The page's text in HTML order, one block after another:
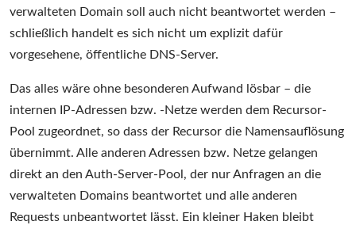
verwalteten Domain soll auch nicht beantwortet werden –
schließlich handelt es sich nicht um explizit dafür
vorgesehene, öffentliche DNS-Server.
Das alles wäre ohne besonderen Aufwand lösbar – die
internen IP-Adressen bzw. -Netze werden dem Recursor-
Pool zugeordnet, so dass der Recursor die Namensauflösung
übernimmt. Alle anderen Adressen bzw. Netze gelangen
direkt an den Auth-Server-Pool, der nur Anfragen an die
verwalteten Domains beantwortet und alle anderen
Requests unbeantwortet lässt. Ein kleiner Haken bleibt